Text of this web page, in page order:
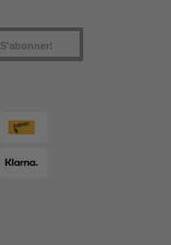
S'abonner!